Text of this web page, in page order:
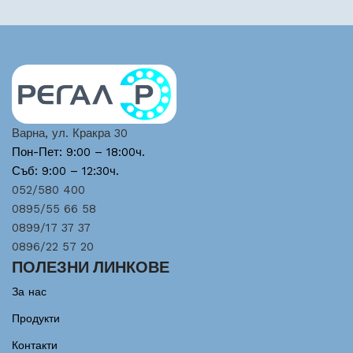
Варна, ул. Кракра 30
Пон-Пет: 9:00 – 18:00ч.
Съб: 9:00 – 12:30ч.
052/580 400
0895/55 66 58
0899/17 37 37
0896/22 57 20
ПОЛЕЗНИ ЛИНКОВЕ
За нас
Продукти
Контакти